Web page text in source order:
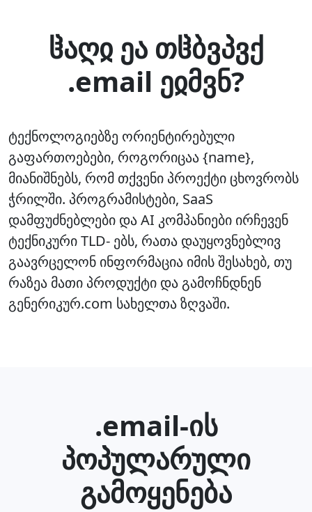
ჱაღჲ ეა თჱბვპვქ
.email ეჲმვნ?
ტექნოლოგიებზე ორიენტირებული
გაფართოებები, როგორიცაა {name},
მიანიშნებს, რომ თქვენი პროექტი ცხოვრობს
ჭრილში. პროგრამისტები, SaaS
დამფუძნებლები და AI კომპანიები ირჩევენ
ტექნიკური TLD- ებს, რათა დაუყოვნებლივ
გაავრცელონ ინფორმაცია იმის შესახებ, თუ
რაზეა მათი პროდუქტი და გამოჩნდნენ
გენერიკურ.com სახელთა ზღვაში.
.email-ის
პოპულარული
გამოყენება